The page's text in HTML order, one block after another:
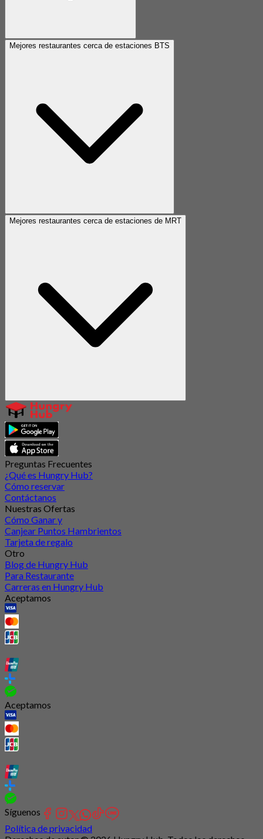
Mejores restaurantes cerca de estaciones BTS
Mejores restaurantes cerca de estaciones de MRT
Preguntas Frecuentes
¿Qué es Hungry Hub?
Cómo reservar
Contáctanos
Nuestras Ofertas
Cómo Ganar y
Canjear Puntos Hambrientos
Tarjeta de regalo
Otro
Blog de Hungry Hub
Para Restaurante
Carreras en Hungry Hub
Aceptamos
Aceptamos
Síguenos
Política de privacidad